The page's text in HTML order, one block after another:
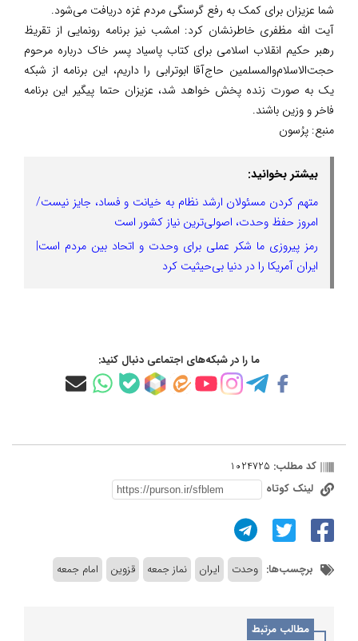
شما عزیزان برای کمک به رفع گرسنگی مردم غزه دریافت می‌شود.
آیت الله مظفری خاطرنشان کرد: امشب نیز برنامه رونمایی از تقریظ
رهبر حکیم انقلاب اسلامی برای کتاب پاسیاد پسر خاک درباره مرحوم
حجت‌الاسلام‌والمسلمین حاج‌آقا ابوترابی را داریم، این برنامه از شبکه
یک به صورت زنده پخش خواهد شد، عزیزان حتما پیگیر این برنامه
فاخر و وزین باشند.
منبع: پرُسون
بیشتر بخوانید:
متهم کردن مسئولان ارشد نظام به خیانت و فساد، جایز نیست/
امروز حفظ وحدت، اصولی‌ترین نیاز کشور است
رمز پیروزی ما شکر عملی برای وحدت و اتحاد بین مردم است|
ایران آمریکا را در دنیا بی‌حیثیت کرد
ما را در شبکه‌های اجتماعی دنبال کنید:
کد مطلب: 1024725
لینک کوتاه
برچسب‌ها: وحدت ایران نماز جمعه قزوین امام جمعه
مطالب مرتبط